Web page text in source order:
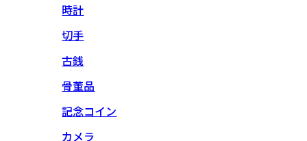
時計
切手
古銭
骨董品
記念コイン
カメラ